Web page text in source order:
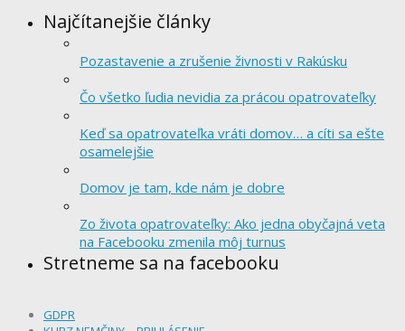
Najčítanejšie články
Pozastavenie a zrušenie živnosti v Rakúsku
Čo všetko ľudia nevidia za prácou opatrovateľky
Keď sa opatrovateľka vráti domov… a cíti sa ešte
osamelejšie
Domov je tam, kde nám je dobre
Zo života opatrovateľky: Ako jedna obyčajná veta
na Facebooku zmenila môj turnus
Stretneme sa na facebooku
GDPR